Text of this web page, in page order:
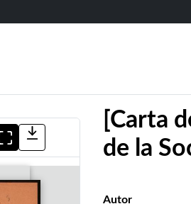
[Carta
de la
Autor